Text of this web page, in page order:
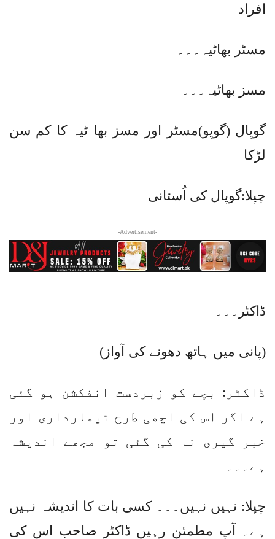
افراد
مسٹر بھاٹیہ۔۔۔
مسز بھاٹیہ۔۔۔
گوپال (گوپو)مسٹر اور مسز بھا ٹیہ کا کم سن
لڑکا
چپلا:گوپال کی اُستانی
-Advertisement-
ڈاکٹر۔۔۔
(پانی میں ہاتھ دھونے کی آواز)
ڈاکٹر: بچے کو زبردست انفکشن ہو گئی
ہے اگر اس کی اچھی طرح تیمارداری اور
خبر گیری نہ کی گئی تو مجھے اندیشہ
ہے۔۔۔
چپلا: نہیں نہیں۔۔۔ کسی بات کا اندیشہ نہیں
ہے۔ آپ مطمئن رہیں ڈاکٹر صاحب اس کی